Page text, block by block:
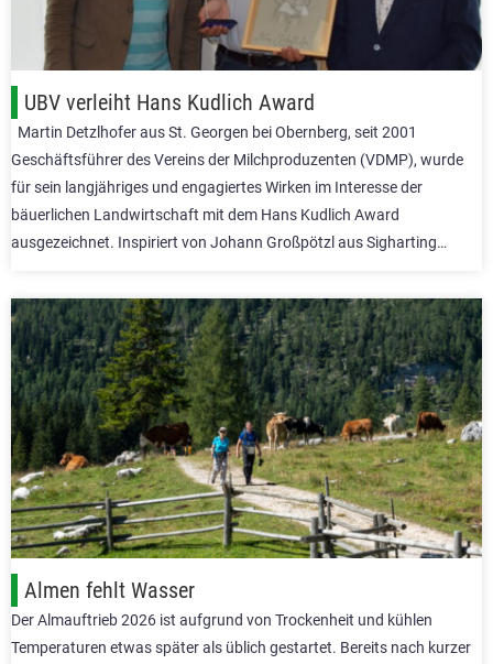
UBV verleiht Hans Kudlich Award
Martin Detzlhofer aus St. Georgen bei Obernberg, seit 2001
Geschäftsführer des Vereins der Milchproduzenten (VDMP), wurde
für sein langjähriges und engagiertes Wirken im Interesse der
bäuerlichen Landwirtschaft mit dem Hans Kudlich Award
ausgezeichnet. Inspiriert von Johann Großpötzl aus Sigharting…
Almen fehlt Wasser
Der Almauftrieb 2026 ist aufgrund von Trockenheit und kühlen
Temperaturen etwas später als üblich gestartet. Bereits nach kurzer